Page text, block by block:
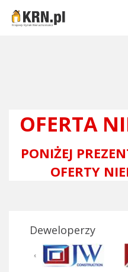
OFERTA
PONIŻEJ
OFERTY
Deweloperzy